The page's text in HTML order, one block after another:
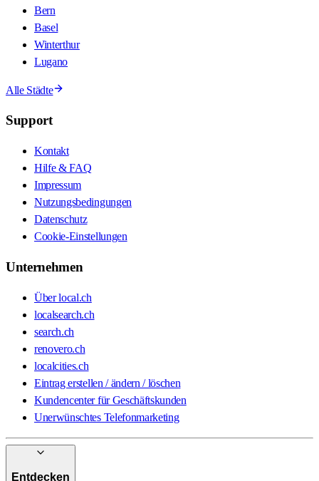
Bern
Basel
Winterthur
Lugano
Alle Städte
Support
Kontakt
Hilfe & FAQ
Impressum
Nutzungsbedingungen
Datenschutz
Cookie-Einstellungen
Unternehmen
Über local.ch
localsearch.ch
search.ch
renovero.ch
localcities.ch
Eintrag erstellen / ändern / löschen
Kundencenter für Geschäftskunden
Unerwünschtes Telefonmarketing
Entdecken